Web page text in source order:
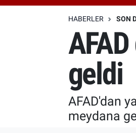
HABERLER SON
geldi
AFAD'dan
meydana
Özel Haberler
Özel Haberler
Erişim Bilgileri
Haber Arşivi